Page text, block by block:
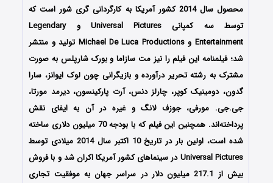
محصول سال 2014 کشور آمریکا به کارگردانی گری شور است که
توسط سه کمپانی‌ Universal Pictures و Legendary
Entertainment و Michael De Luca Productions تولید و منتشر
شد؛ فیلمنامه این فیلم را نیز مت سازاما و بورک شارپلس به صورت
مشترک به رشته تحریر درآورده و بازیگرانی چون لوک ایوانز، سارا
گدون، دومینیک کوپر، چارلز دنس، آرت پارکینسون، دیرمد مورتا،
جی.جی. مورفی، جوزف لانگ و غیره در آن به ایفای نقش
پرداخته‌اند. همچنین این فیلم که با بودجه 70 میلیون دلاری ساخته
شده است، اولین بار در تاریخ 10 اکتبر سال 2014 میلادی توسط
Universal Pictures در سینماهای کشور آمریکا اکران شد و با فروش
بیش از 217.1 میلیون دلار در سراسر جهان به موفقیت تجاری